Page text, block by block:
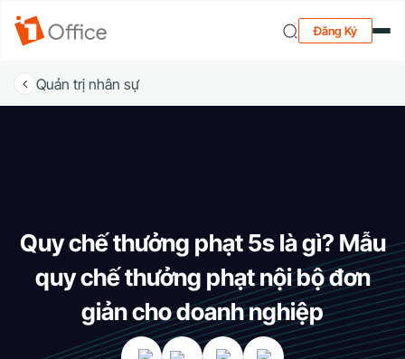
Đăng Ký
Quản trị nhân sự
Quy chế thưởng phạt 5s là gì? Mẫu
quy chế thưởng phạt nội bộ đơn
giản cho doanh nghiệp